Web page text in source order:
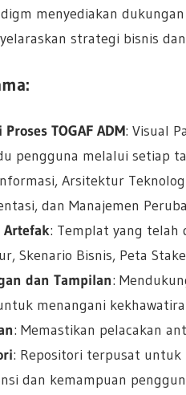
menyediakan
strategi bisnis
TOGAF ADM: Visual
pengguna melalui setiap
Arsitektur
dan Manajemen
Artefak: Templat yang telah
Skenario Bisnis, Peta
dan Tampilan:
menangani
: Memastikan pelacakan
: Repositori terpusat
dan kemampuan